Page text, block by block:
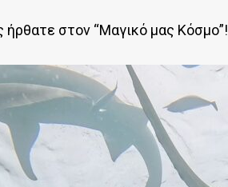
στον “Μαγικό μας Κόσμο”!